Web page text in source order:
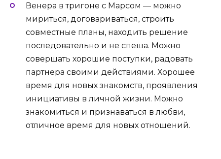
Венера в тригоне с Марсом — можно
мириться, договариваться, строить
совместные планы, находить решение
последовательно и не спеша. Можно
совершать хорошие поступки, радовать
партнера своими действиями. Хорошее
время для новых знакомств, проявления
инициативы в личной жизни. Можно
знакомиться и признаваться в любви,
отличное время для новых отношений.